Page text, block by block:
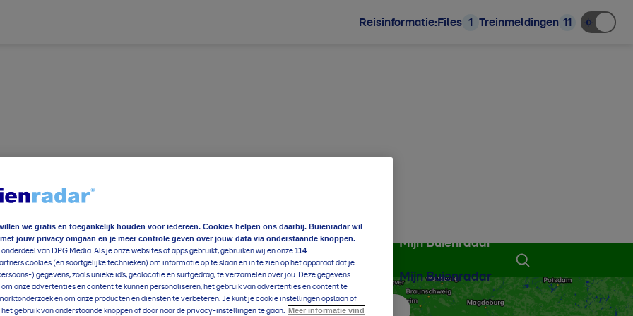
Reisinformatie:Files 1 Treinmeldingen 11
Foto en video
Foto en video
Weerzine
Weerzine
Mijn Buienradar
Mijn Buienradar
17°C Voeg toe aan favorieten
we gratis en toegankelijk houden voor iedereen. Cookies helpen ons daarbij. Buienradar wil
jouw privacy omgaan en je meer controle geven over jouw data via onderstaande knoppen.
onderdeel van DPG Media. Als je onze websites of apps gebruikt, gebruiken wij en onze114
cookies (en soortgelijke technieken) om informatie op te slaan en in te zien op het apparaat dat je
) gegevens, zoals unieke id’s, geolocatie en surfgedrag, te verzamelen over jou. Deze gegevens
onze advertenties en content te kunnen personaliseren, het gebruik van advertenties en content te
en om onze producten en diensten te verbeteren. Je kunt je cookie instellingen opslaan of
gebruik van onderstaande knoppen of door naar de privacy-instellingen te gaan.
Meer informatie vind